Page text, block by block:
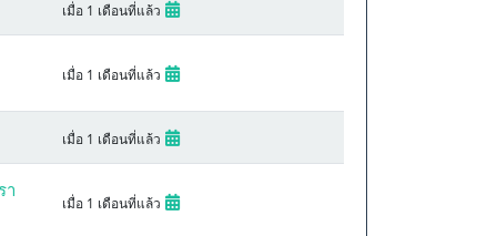
เมื่อ 1 เดือนที่แล้ว
เมื่อ 1 เดือนที่แล้ว
เมื่อ 1 เดือนที่แล้ว
า
เมื่อ 1 เดือนที่แล้ว